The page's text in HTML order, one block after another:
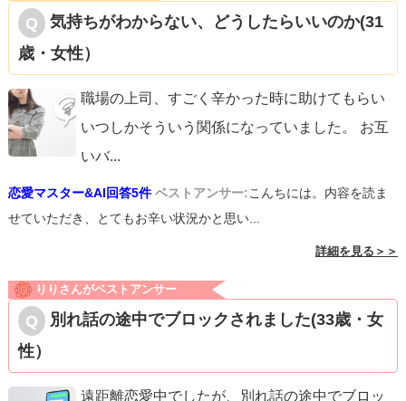
気持ちがわからない、どうしたらいいのか(31
歳・女性）
職場の上司、すごく辛かった時に助けてもらい
いつしかそういう関係になっていました。 お互
いバ...
恋愛マスター&AI回答5件 ベストアンサー:こんちには。内容を読ま
せていただき、とてもお辛い状況かと思い...
詳細を見る＞＞
りりさんがベストアンサー
別れ話の途中でブロックされました(33歳・女
性）
遠距離恋愛中でしたが、別れ話の途中でブロッ